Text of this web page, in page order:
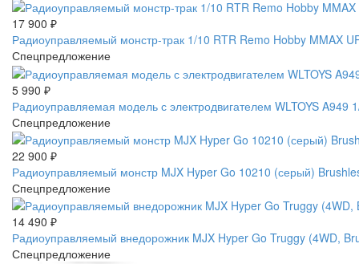
17 900 ₽
Радиоуправляемый монстр-трак 1/10 RTR Remo Hobby MMAX
Спецпредложение
5 990 ₽
Радиоуправляемая модель с электродвигателем WLTOYS A949
Спецпредложение
22 900 ₽
Радиоуправляемый монстр MJX Hyper Go 10210 (серый)
Спецпредложение
14 490 ₽
Радиоуправляемый внедорожник MJX Hyper Go Truggy (4WD,
Спецпредложение